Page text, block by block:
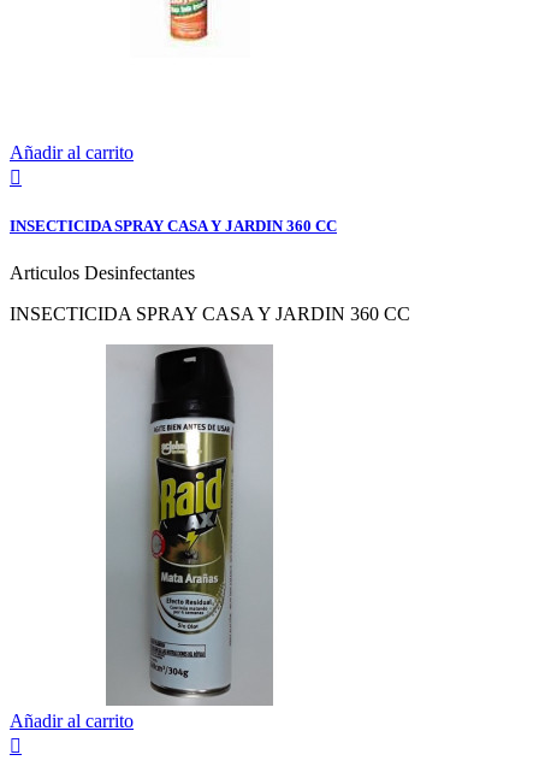
Añadir al carrito

INSECTICIDA SPRAY CASA Y JARDIN 360 CC
Articulos Desinfectantes
INSECTICIDA SPRAY CASA Y JARDIN 360 CC
Añadir al carrito
